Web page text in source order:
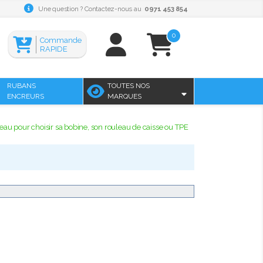
Une question ? Contactez-nous au 0971 453 854
0
Commande
RAPIDE
RUBANS
ENCREURS
TOUTES NOS
MARQUES
pour choisir sa bobine, son rouleau de caisse ou TPE